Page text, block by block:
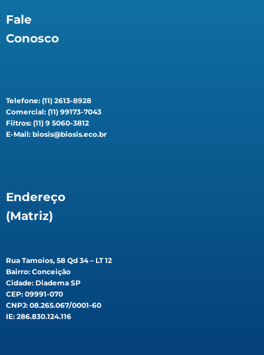
Fale
Conosco
Telefone: (11) 2613-8928
Comercial: (11) 99173-7043
Filtros: (11) 9 5060-3812
E-Mail: biosis@biosis.eco.br
Endereço
(Matriz)
Rua Tamoios, 58 Qd 34 – LT 12
Bairro: Conceição
Cidade: Diadema SP
CEP: 09991-070
CNPJ: 08.265.067/0001-60
IE: 286.830.124.116